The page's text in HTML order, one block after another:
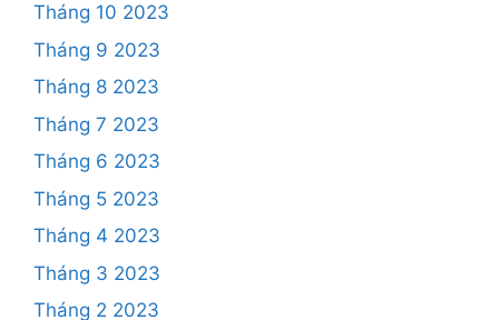
Tháng 10 2023
Tháng 9 2023
Tháng 8 2023
Tháng 7 2023
Tháng 6 2023
Tháng 5 2023
Tháng 4 2023
Tháng 3 2023
Tháng 2 2023